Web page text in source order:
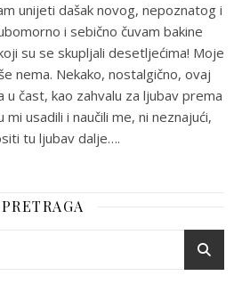
unijeti dašak novog, nepoznatog i
i sebično čuvam bakine
su se skupljali desetljećima! Moje
nema. Nekako, nostalgično, ovaj
čast, kao zahvalu za ljubav prema
mi usadili i naučili me, ni neznajući,
tu ljubav dalje….
PRETRAGA